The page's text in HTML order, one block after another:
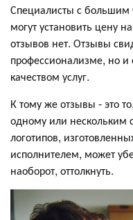
Специалисты с большим
могут установить цену
отзывов нет. Отзывы
профессионализме, но и
качеством услуг.
К тому же отзывы - это
одному или нескольким
логотипов,
исполнителем, может
наоборот, оттолкнуть.